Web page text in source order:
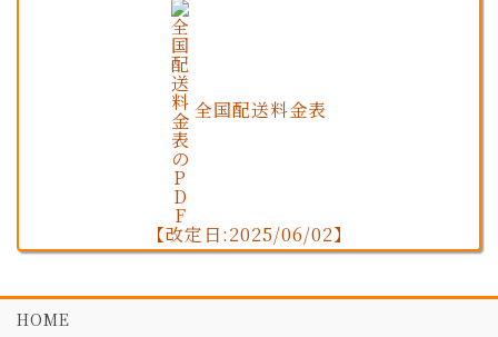
全国配送料金表
【改定日:2025/06/02】
HOME